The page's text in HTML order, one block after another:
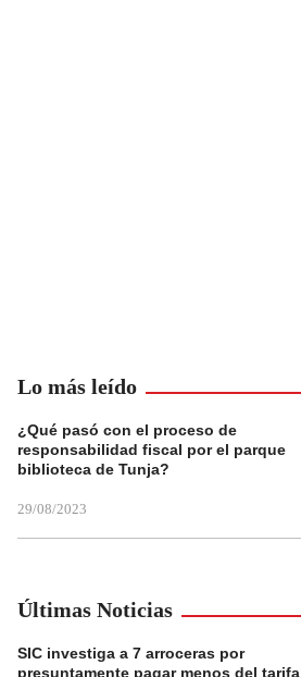
Lo más leído
¿Qué pasó con el proceso de
responsabilidad fiscal por el parque
biblioteca de Tunja?
29/08/2023
Últimas Noticias
SIC investiga a 7 arroceras por
presuntamente pagar menos del tarifa